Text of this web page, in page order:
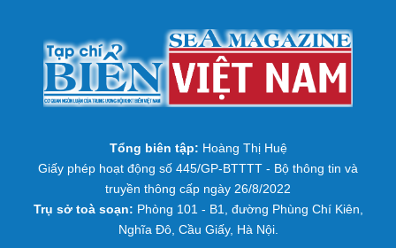
Tổng biên tập: Hoàng Thị Huệ
Giấy phép hoạt động số 445/GP-BTTTT - Bộ thông tin và
truyền thông cấp ngày 26/8/2022
Trụ sở toà soạn: Phòng 101 - B1, đường Phùng Chí Kiên,
Nghĩa Đô, Cầu Giấy, Hà Nội.